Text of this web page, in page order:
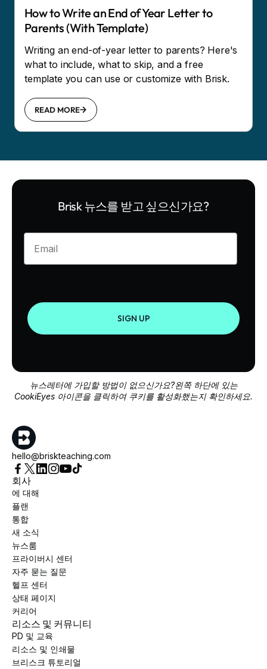
How to Write an End of Year Letter to
Parents (With Template)
Writing an end-of-year letter to parents? Here's
what to include, what to skip, and a free
template you can use or customize with Brisk.
READ MORE
Brisk 뉴스를 받고 싶으신가요?
Enter your email
SIGN UP
뉴스레터에 가입할 방법이 없으신가요?왼쪽 하단에 있는
CookiEyes 아이콘을 클릭하여 쿠키를 활성화했는지 확인하세요.
hello@briskteaching.com
회사
에 대해
플랜
통합
새 소식
뉴스룸
프라이버시 센터
자주 묻는 질문
헬프 센터
상태 페이지
커리어
리소스 및 커뮤니티
PD 및 교육
리소스 및 인쇄물
브리스크 튜토리얼